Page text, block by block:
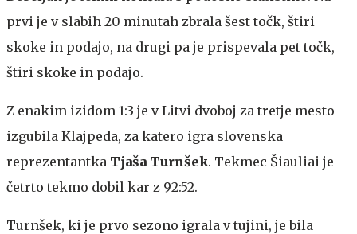
prvi je v slabih 20 minutah zbrala šest točk, štiri
skoke in podajo, na drugi pa je prispevala pet točk,
štiri skoke in podajo.
Z enakim izidom 1:3 je v Litvi dvoboj za tretje mesto
izgubila Klajpeda, za katero igra slovenska
reprezentantka Tjaša Turnšek. Tekmec Šiauliai je
četrto tekmo dobil kar z 92:52.
Turnšek, ki je prvo sezono igrala v tujini, je bila